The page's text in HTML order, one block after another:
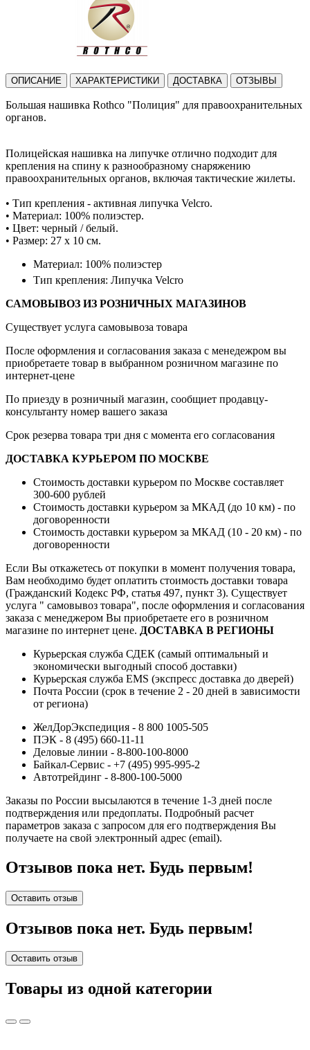
ОПИСАНИЕ ХАРАКТЕРИСТИКИ ДОСТАВКА ОТЗЫВЫ
Большая нашивка Rothco "Полиция" для правоохранительных
органов.
Полицейская нашивка на липучке отлично подходит для
крепления на спину к разнообразному снаряжению
правоохранительных органов, включая тактические жилеты.
• Тип крепления - активная липучка Velcro.
• Материал: 100% полиэстер.
• Цвет: черный / белый.
• Размер: 27 x 10 см.
Материал: 100% полиэстер
Тип крепления: Липучка Velcro
САМОВЫВОЗ ИЗ РОЗНИЧНЫХ МАГАЗИНОВ
Существует услуга самовывоза товара
После оформления и согласования заказа с менедежром вы
приобретаете товар в выбранном розничном магазине по
интернет-цене
По приезду в розничный магазин, сообщиет продавцу-
консультанту номер вашего заказа
Срок резерва товара три дня с момента его согласования
ДОСТАВКА КУРЬЕРОМ ПО МОСКВЕ
Стоимость доставки курьером по Москве составляет
300-600 рублей
Стоимость доставки курьером за МКАД (до 10 км) - по
договоренности
Стоимость доставки курьером за МКАД (10 - 20 км) - по
договоренности
Если Вы откажетесь от покупки в момент получения товара,
Вам необходимо будет оплатить стоимость доставки товара
(Гражданский Кодекс РФ, статья 497, пункт 3). Существует
услуга " самовывоз товара", после оформления и согласования
заказа с менеджером Вы приобретаете его в розничном
магазине по интернет цене. ДОСТАВКА В РЕГИОНЫ
Курьерская служба СДЕК (самый оптимальный и
экономически выгодный способ доставки)
Курьерская служба EMS (экспресс доставка до дверей)
Почта России (срок в течение 2 - 20 дней в зависимости
от региона)
ЖелДорЭкспедиция - 8 800 1005-505
ПЭК - 8 (495) 660-11-11
Деловые линии - 8-800-100-8000
Байкал-Сервис - +7 (495) 995-995-2
Автотрейдинг - 8-800-100-5000
Заказы по России высылаются в течение 1-3 дней после
подтверждения или предоплаты. Подробный расчет
параметров заказа с запросом для его подтверждения Вы
получаете на свой электронный адрес (email).
Отзывов пока нет. Будь первым!
Оставить отзыв
Отзывов пока нет. Будь первым!
Оставить отзыв
Товары из одной категории